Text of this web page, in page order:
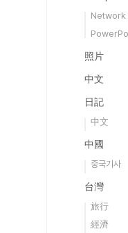
Network
照片
中文
日記
中文
中國
중국기사
台灣
旅行
經濟